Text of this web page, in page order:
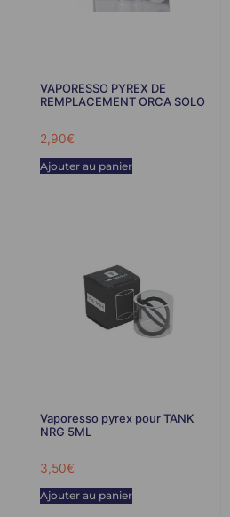
VAPORESSO PYREX DE
REMPLACEMENT ORCA SOLO
2,90€
Ajouter au panier
Vaporesso pyrex pour TANK
NRG 5ML
3,50€
Ajouter au panier